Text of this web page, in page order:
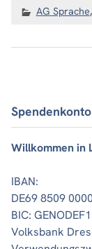
AG Sprache,
Spendenkonto
Willkommen in
IBAN:
DE69 8509
BIC:
Volksbank